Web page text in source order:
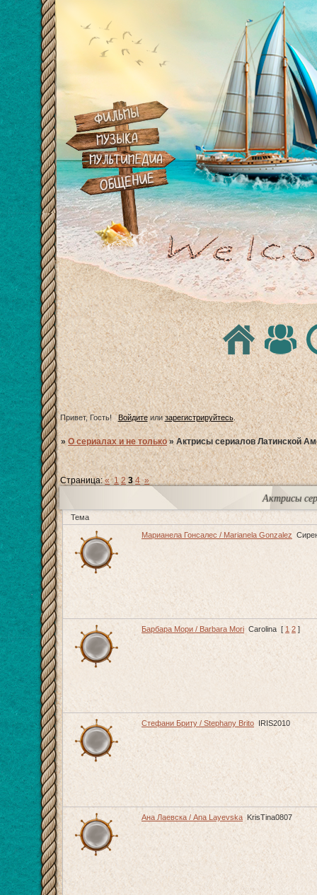
Привет, Гость! Войдитеилизарегистрируйтесь.
»О сериалах и не только »Актрисы сериалов Латинской
Актрисы
Страница:« 1 2 3 4 »
Тема
Марианела Гонсалес / Marianela Gonzalez
Барбара Мори / Barbara Mori Carolina [ 1 2 ]
Стефани Бриту / Stephany Brito IRIS2010
Ана Лаевска / Ana Layevska KrisTina0807